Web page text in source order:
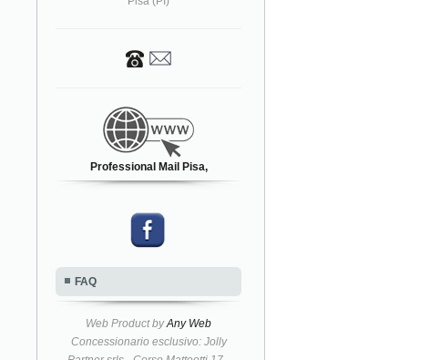
Professional Mail Pisa,
FAQ
Web Product byAny Web
Concessionario esclusivo: Jolly